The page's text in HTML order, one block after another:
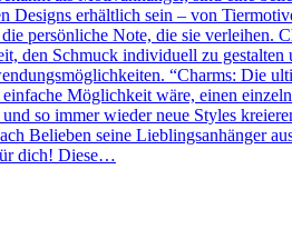
Designs erhältlich sein – von
persönliche Note, die sie verleihen.
den Schmuck individuell zu
“Charms: Die
Möglichkeit wäre, einen
so immer wieder neue Styles
Belieben seine Lieblingsanhänger
dich! Diese…